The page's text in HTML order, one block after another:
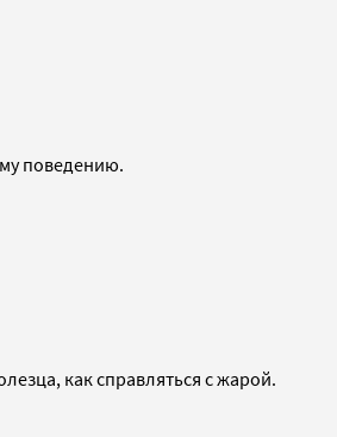
поведению.
как справляться с жарой.